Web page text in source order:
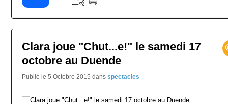
Clara joue "Chut...e!" le samedi 17
octobre au Duende
Publié le 5 Octobre 2015 dans spectacles